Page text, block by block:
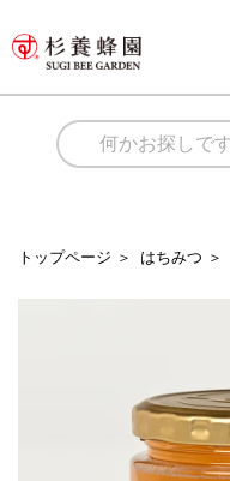
トップページ ＞ はちみつ ＞